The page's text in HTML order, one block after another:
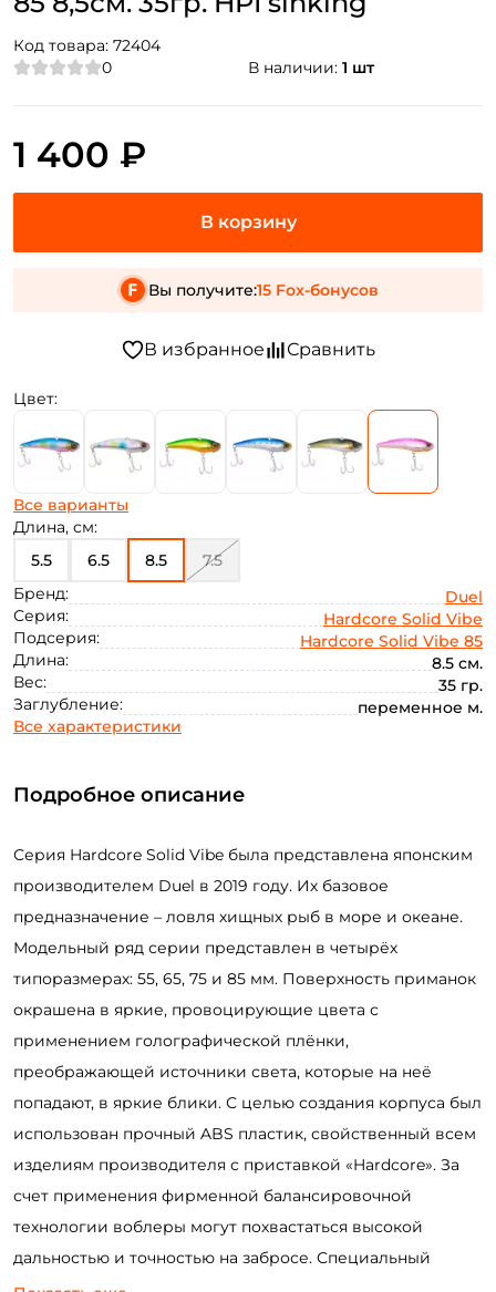
Код товара: 72404
0
В наличии: 1 шт
Цвет:
Все варианты
Длина, см:
5.5
6.5 8.5
7.5
Бренд:
Duel
Серия:
Hardcore Solid Vibe
Подсерия:
Hardcore Solid Vibe 85
Длина:
8.5 см.
Вес:
35 гр.
Заглубление:
переменное м.
Все характеристики
1 400 ₽
Вы получите:15 Fox-бонусов
Подробное описание
Серия Hardcore Solid Vibe была представлена японским
производителем Duel в 2019 году. Их базовое
предназначение – ловля хищных рыб в море и океане.
Модельный ряд серии представлен в четырёх
типоразмерах: 55, 65, 75 и 85 мм. Поверхность приманок
окрашена в яркие, провоцирующие цвета с
применением голографической плёнки,
преображающей источники света, которые на неё
попадают, в яркие блики. С целью создания корпуса был
использован прочный ABS пластик, свойственный всем
изделиям производителя с приставкой «Hardcore». За
счет применения фирменной балансировочной
технологии воблеры могут похвастаться высокой
дальностью и точностью на забросе. Специальный